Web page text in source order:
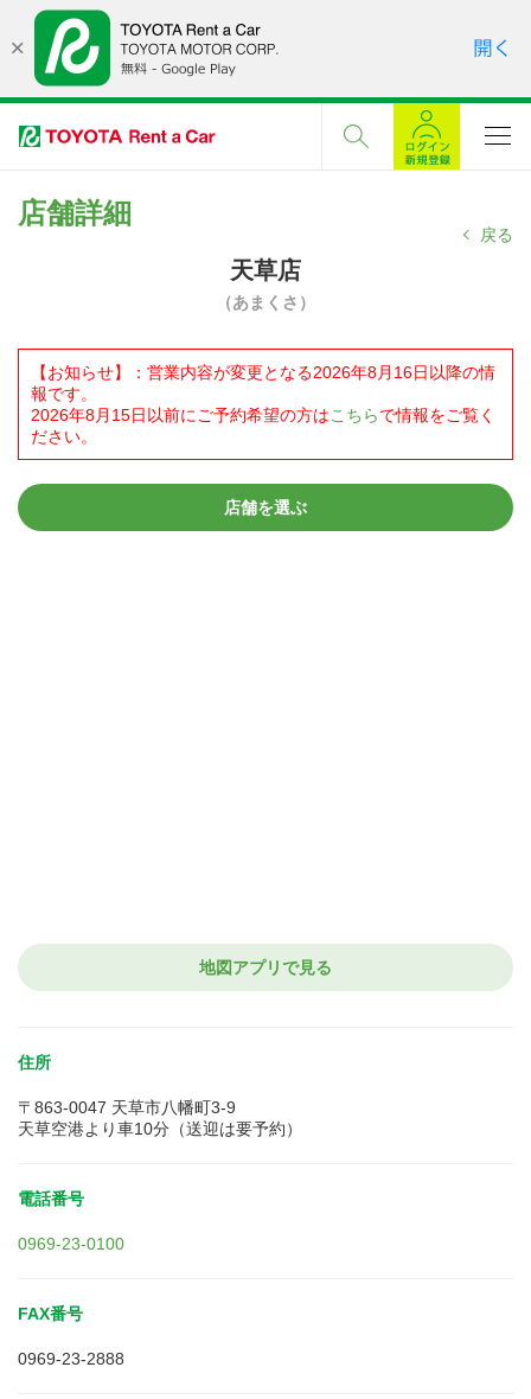
店舗詳細
戻る
天草店
（あまくさ）
【お知らせ】：営業内容が変更となる2026年8月16日以降の情
報です。
2026年8月15日以前にご予約希望の方はこちらで情報をご覧く
ださい。
店舗を選ぶ
地図アプリで見る
住所
〒863-0047 天草市八幡町3-9
天草空港より車10分（送迎は要予約）
電話番号
0969-23-0100
FAX番号
0969-23-2888